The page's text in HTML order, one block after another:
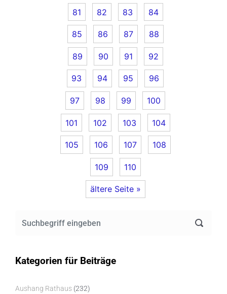
81 82 83 84
85 86 87 88
89 90 91 92
93 94 95 96
97 98 99 100
101 102 103 104
105 106 107 108
109 110
ältere Seite »
Kategorien für Beiträge
Aushang Rathaus (232)